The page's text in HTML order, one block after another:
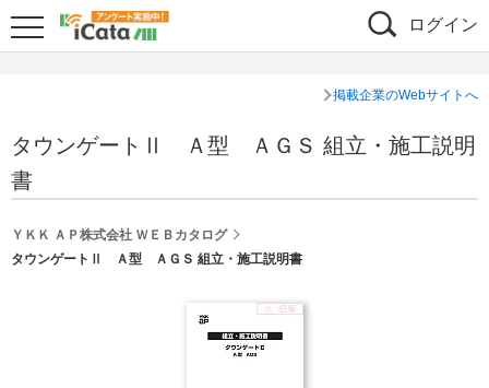
ログイン
掲載企業のWebサイトへ
タウンゲートⅡ Ａ型 ＡＧＳ 組立・施工説明
書
ＹＫＫ ＡＰ株式会社 ＷＥＢカタログ
タウンゲートⅡ Ａ型 ＡＧＳ 組立・施工説明書